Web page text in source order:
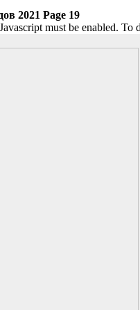
2021 Page 19
must be enabled. To